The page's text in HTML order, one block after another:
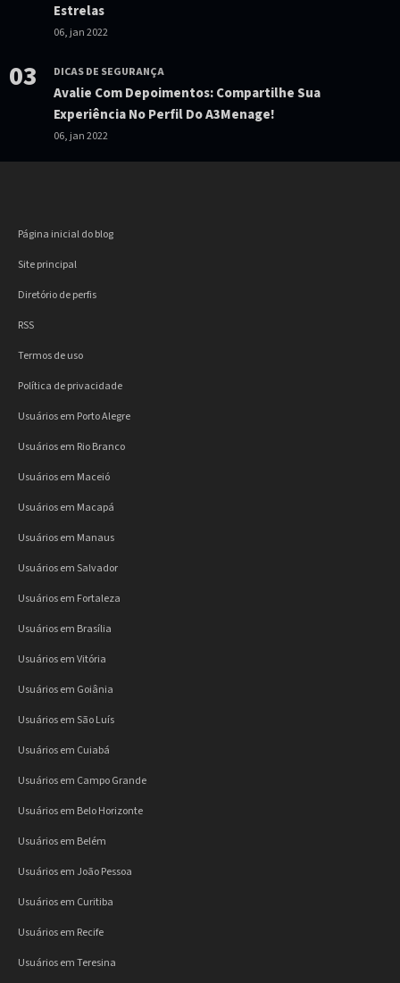
Estrelas
06, jan 2022
03 DICAS DE SEGURANÇA
Avalie Com Depoimentos: Compartilhe Sua
Experiência No Perfil Do A3Menage!
06, jan 2022
Página inicial do blog
Site principal
Diretório de perfis
RSS
Termos de uso
Política de privacidade
Usuários em Porto Alegre
Usuários em Rio Branco
Usuários em Maceió
Usuários em Macapá
Usuários em Manaus
Usuários em Salvador
Usuários em Fortaleza
Usuários em Brasília
Usuários em Vitória
Usuários em Goiânia
Usuários em São Luís
Usuários em Cuiabá
Usuários em Campo Grande
Usuários em Belo Horizonte
Usuários em Belém
Usuários em João Pessoa
Usuários em Curitiba
Usuários em Recife
Usuários em Teresina